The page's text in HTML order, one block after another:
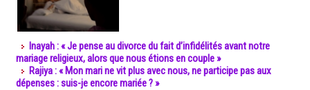
Inayah : « Je pense au divorce du fait d’infidélités avant notre
mariage religieux, alors que nous étions en couple »
Rajiya : « Mon mari ne vit plus avec nous, ne participe pas aux
dépenses : suis-je encore mariée ? »